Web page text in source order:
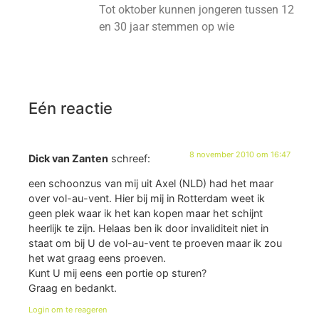
Tot oktober kunnen jongeren tussen 12
en 30 jaar stemmen op wie
Eén reactie
Dick van Zanten schreef: 8 november 2010 om 16:47
een schoonzus van mij uit Axel (NLD) had het maar
over vol-au-vent. Hier bij mij in Rotterdam weet ik
geen plek waar ik het kan kopen maar het schijnt
heerlijk te zijn. Helaas ben ik door invaliditeit niet in
staat om bij U de vol-au-vent te proeven maar ik zou
het wat graag eens proeven.
Kunt U mij eens een portie op sturen?
Graag en bedankt.
Login om te reageren